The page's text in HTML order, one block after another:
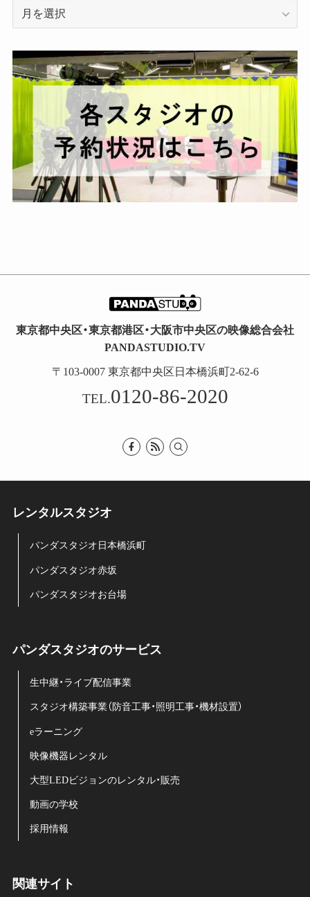
イ
ブ
東京都中央区・東京都港区・大阪市中央区の映像総合会社
PANDASTUDIO.TV
〒103-0007 東京都中央区日本橋浜町2-62-6
TEL.0120-86-2020
レンタルスタジオ
パンダスタジオ日本橋浜町
パンダスタジオ赤坂
パンダスタジオお台場
パンダスタジオのサービス
生中継・ライブ配信事業
スタジオ構築事業（防音工事・照明工事・機材設置）
eラーニング
映像機器レンタル
大型LEDビジョンのレンタル・販売
動画の学校
採用情報
関連サイト